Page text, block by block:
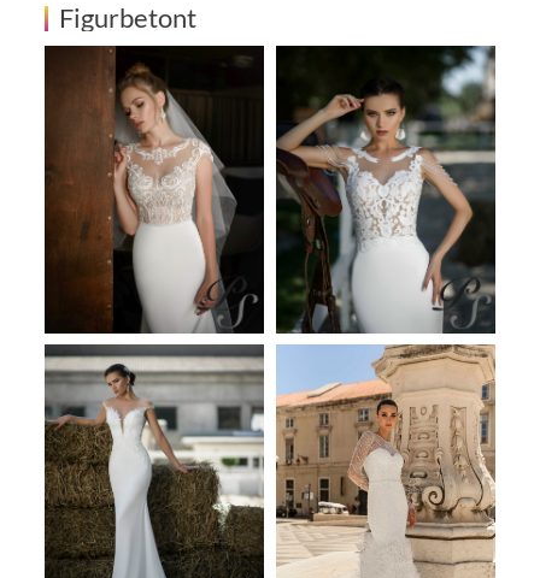
Figurbetont